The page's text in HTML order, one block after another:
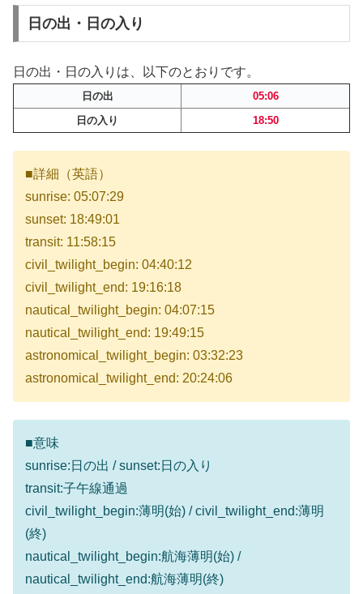
日の出・日の入り
日の出・日の入りは、以下のとおりです。
日の出
05:06
日の入り
18:50
■詳細（英語）
sunrise: 05:07:29
sunset: 18:49:01
transit: 11:58:15
civil_twilight_begin: 04:40:12
civil_twilight_end: 19:16:18
nautical_twilight_begin: 04:07:15
nautical_twilight_end: 19:49:15
astronomical_twilight_begin: 03:32:23
astronomical_twilight_end: 20:24:06
■意味
sunrise:日の出 / sunset:日の入り
transit:子午線通過
civil_twilight_begin:薄明(始) / civil_twilight_end:薄明
(終)
nautical_twilight_begin:航海薄明(始) /
nautical_twilight_end:航海薄明(終)